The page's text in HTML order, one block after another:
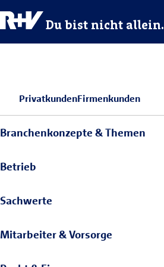
Du bist nicht allein.
PrivatkundenFirmenkunden
Branchenkonzepte & Themen
Betrieb
Sachwerte
Mitarbeiter & Vorsorge